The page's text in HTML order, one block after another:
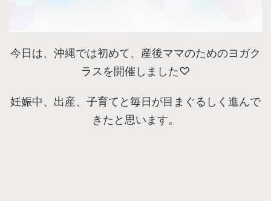
今日は、沖縄では初めて、産後ママのためのヨガク
ラスを開催しました♡
妊娠中、出産、子育てと毎日が目まぐるしく進んで
きたと思います。